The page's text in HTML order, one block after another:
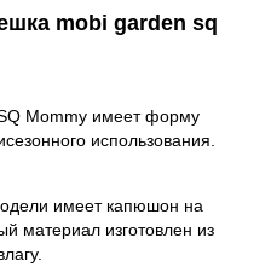
mobi garden sq
Mommy имеет форму
использования.
имеет капюшон на
материал изготовлен из